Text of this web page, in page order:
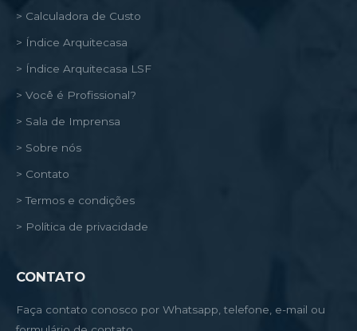
> Calculadora de Custo
> Índice Arquitecasa
> Índice Arquitecasa LSF
> Você é Profissional?
> Sala de Imprensa
> Sobre nós
> Contato
> Termos e condições
> Política de privacidade
CONTATO
Faça contato conosco por Whatsapp, telefone, e-mail ou